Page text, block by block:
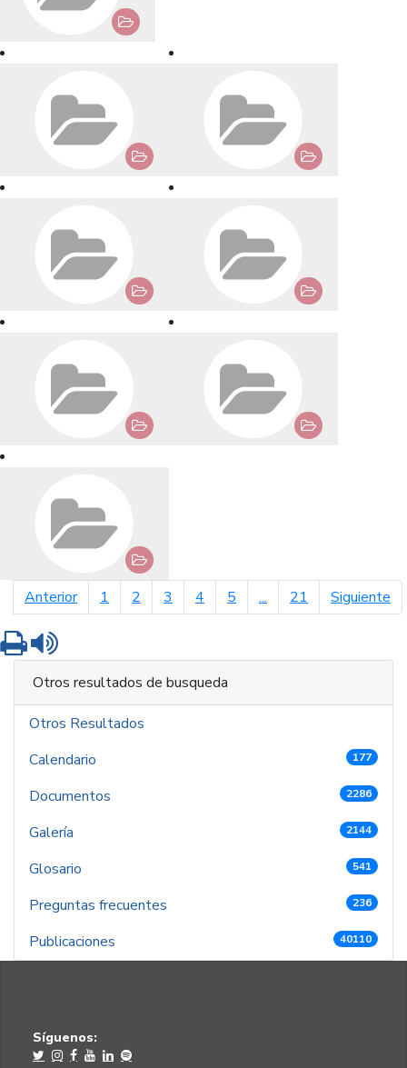
Anteriorpágina anterior
1 2 3 4 5 ... 21 Siguiente
Imprimir
Otros resultados de busqueda
Otros Resultados
Calendario
177
Documentos 2286
Galería 2144
Glosario 541
Preguntas frecuentes 236
Publicaciones 40110
Síguenos: